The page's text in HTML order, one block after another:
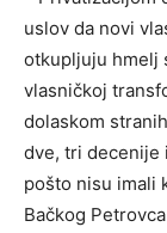
uslov da novi
otkupljuju hmelj
vlasničkoj
dolaskom
dve, tri decenije
pošto nisu imali
Bačkog